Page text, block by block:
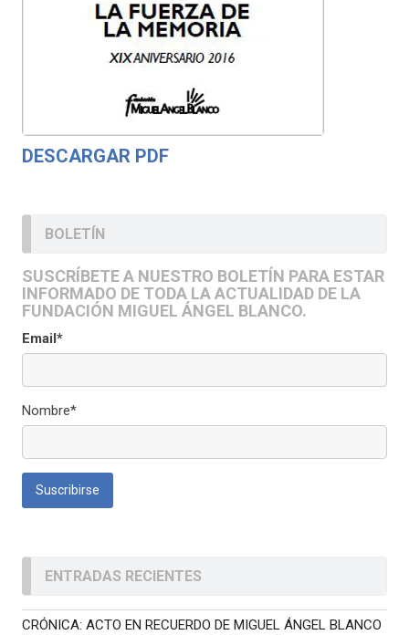
DESCARGAR PDF
BOLETÍN
SUSCRÍBETE A NUESTRO BOLETÍN PARA ESTAR
INFORMADO DE TODA LA ACTUALIDAD DE LA
FUNDACIÓN MIGUEL ÁNGEL BLANCO.
Email*
Nombre*
ENTRADAS RECIENTES
CRÓNICA: ACTO EN RECUERDO DE MIGUEL ÁNGEL BLANCO